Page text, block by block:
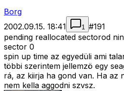
Borg
2002.09.15. 18:41
1 #191
pending reallocated sectorod
sector 0
spin up time az egyedüli ami
többi szerintem jellemzö egy
rá, az kiirja ha gond van. Ha az
nem kella aggodni szvsz.